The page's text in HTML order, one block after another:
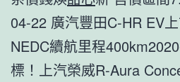
04-22 廣汽豐田C-HR EV
NEDC續航里程
標！上汽榮威R-Aura